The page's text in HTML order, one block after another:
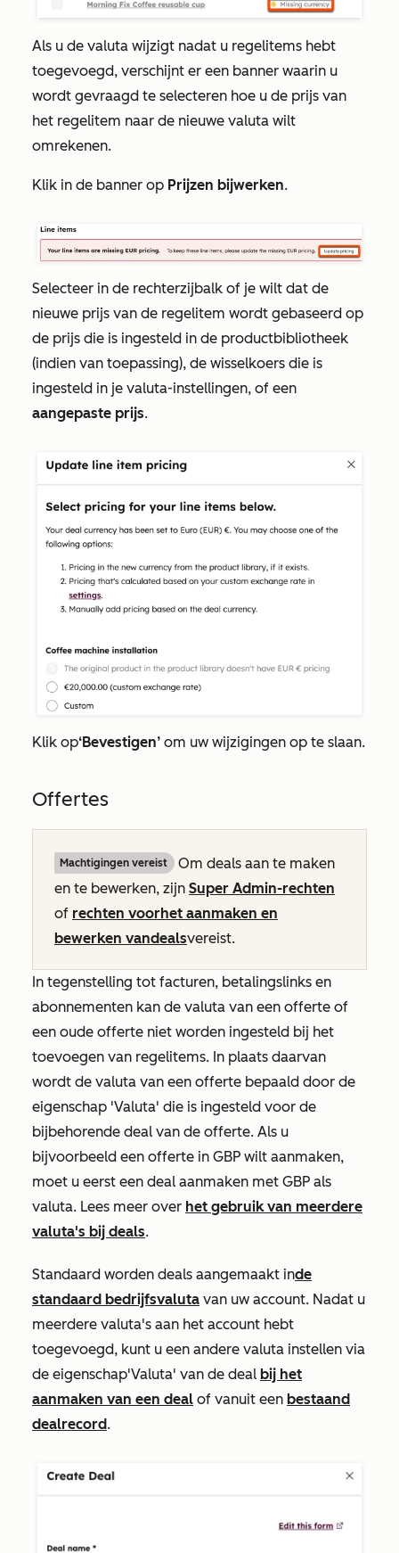
Als u de valuta wijzigt nadat u regelitems hebt
toegevoegd, verschijnt er een banner waarin u
wordt gevraagd te selecteren hoe u de prijs van
het regelitem naar de nieuwe valuta wilt
omrekenen.
Klik in de banner op Prijzen bijwerken.
Selecteer in de rechterzijbalk of je wilt dat de
nieuwe prijs van de regelitem wordt gebaseerd op
de prijs die is ingesteld in de productbibliotheek
(indien van toepassing), de wisselkoers die is
ingesteld in je valuta-instellingen, of een
aangepaste prijs.
Klik op‘Bevestigen’ om uw wijzigingen op te slaan.
Offertes
Machtigingen vereist
Om deals aan te maken
en te bewerken, zijn Super Admin-rechten
of rechten voorhet aanmaken en
bewerken vandealsvereist.
In tegenstelling tot facturen, betalingslinks en
abonnementen kan de valuta van een offerte of
een oude offerte niet worden ingesteld bij het
toevoegen van regelitems. In plaats daarvan
wordt de valuta van een offerte bepaald door de
eigenschap 'Valuta' die is ingesteld voor de
bijbehorende deal van de offerte. Als u
bijvoorbeeld een offerte in GBP wilt aanmaken,
moet u eerst een deal aanmaken met GBP als
valuta. Lees meer over het gebruik van meerdere
valuta's bij deals.
Standaard worden deals aangemaakt inde
standaard bedrijfsvaluta van uw account. Nadat u
meerdere valuta's aan het account hebt
toegevoegd, kunt u een andere valuta instellen via
de eigenschap'Valuta' van de deal bij het
aanmaken van een deal of vanuit een bestaand
dealrecord.